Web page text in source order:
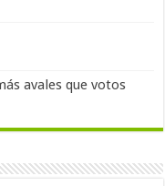
avales que votos